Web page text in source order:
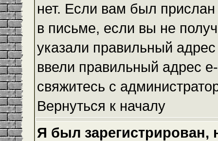
нет. Если вам был
в письме, если вы не
указали правильный
ввели правильный адрес
свяжитесь с
Вернуться к началу
Я был зарегистрирован,